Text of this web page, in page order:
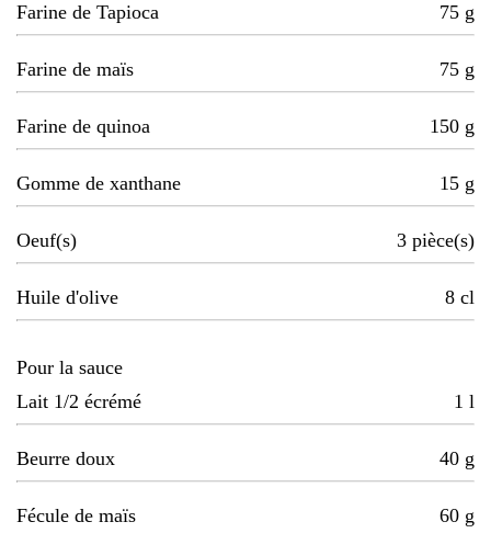
Farine de Tapioca
75 g
Farine de maïs 75 g
Farine de quinoa 150 g
Gomme de xanthane 15 g
Oeuf(s) 3 pièce(s)
Huile d'olive 8 cl
Pour la sauce
Lait 1/2 écrémé
1 l
Beurre doux 40 g
Fécule de maïs 60 g